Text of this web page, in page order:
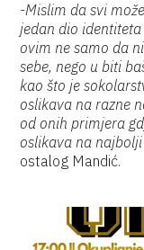
-Mislim da svi
jedan dio
ovim ne samo da
sebe, nego u biti
kao što je
oslikava na razne
od onih primjera
oslikava na
ostalog Mandić.